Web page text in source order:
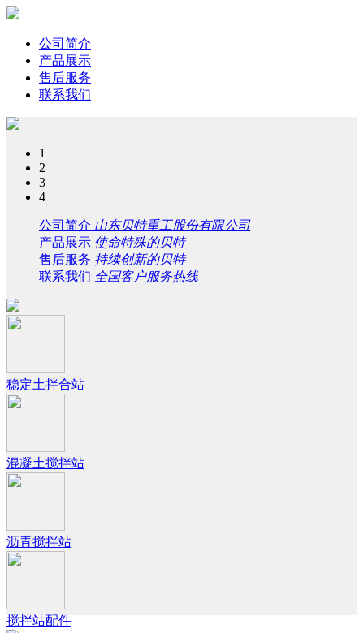
公司简介
产品展示
售后服务
联系我们
1
2
3
4
公司简介 山东贝特重工股份有限公司
产品展示 使命特殊的贝特
售后服务 持续创新的贝特
联系我们 全国客户服务热线
稳定土拌合站
混凝土搅拌站
沥青搅拌站
搅拌站配件